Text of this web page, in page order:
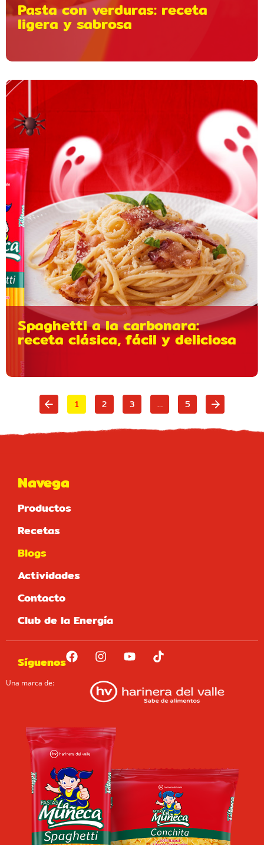
Pasta con verduras: receta
ligera y sabrosa
Spaghetti a la carbonara:
receta clásica, fácil y deliciosa
1 2 3 … 5
Navega
Productos
Recetas
Blogs
Actividades
Contacto
Club de la Energía
Síguenos
Una marca de: